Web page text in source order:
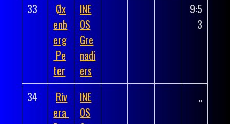
33
Øx
enb
erg
Pe
ter
INE
OS
Gre
nadi
ers
9:5
3
34
Riv
era
INE
OS
,,